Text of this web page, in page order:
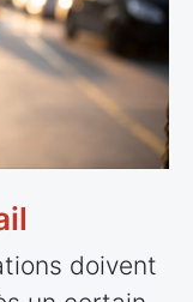
doivent